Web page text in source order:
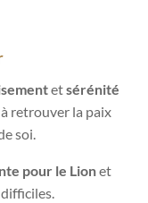
etsérénité
à retrouver la paix
soi.
pour le Lionet